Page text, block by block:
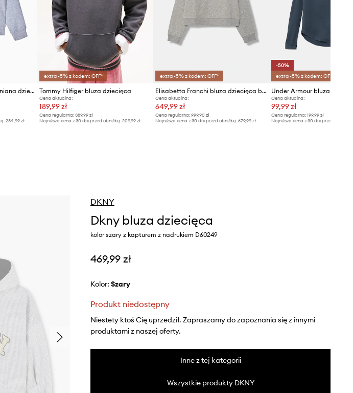
Patrizia Pepe bluza bawełniana dziecięca J315
234,99 zł
extra -5% z kodem: OFF*
Tommy Hilfiger bluza dziecięca
Cena aktualna:
189,99 zł
Cena regularna: 389,99 zł
Najniższa cena z 30 dni przed obniżką: 209,99 zł
extra -5% z kodem: OFF*
Elisabetta Franchi bluza dziecięca bawełniana
Cena aktualna:
649,99 zł
Cena regularna:999,90 zł
Najniższa cena z 30 dni przed obniżką:679,99 zł
-50%
extra -5% z kodem: OFF*
Cena aktualna:
99,99 zł
Cena regularna: 199,99 zł
Najniższa cena z 30 dni przed obniżką:
DKNY
Dkny bluza dziecięca
kolor szary z kapturem z nadrukiem D60249
469,99 zł
Kolor: szary
Produkt niedostępny
Niestety ktoś Cię uprzedził. Zapraszamy do zapoznania się z innymi
produktami z naszej oferty.
Inne z tej kategorii
Wszystkie produkty DKNY